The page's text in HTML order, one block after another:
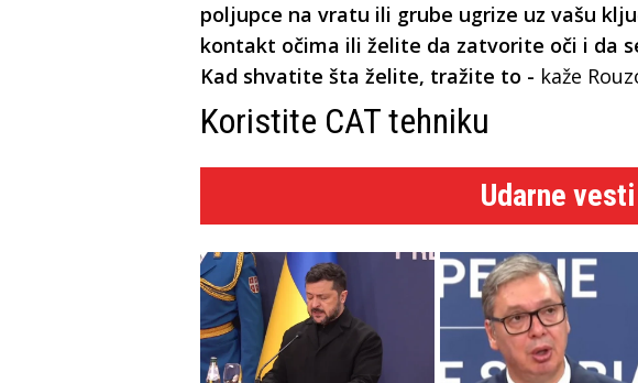
poljupce na vratu ili grube ugrize uz vašu
kontakt očima ili želite da zatvorite oči i da
Kad shvatite šta želite, tražite to - kaže
Koristite CAT tehniku
Udarne vesti